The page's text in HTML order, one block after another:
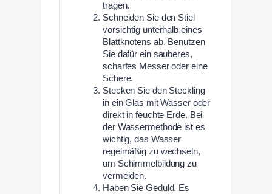
tragen.
Schneiden Sie den Stiel
vorsichtig unterhalb eines
Blattknotens ab. Benutzen
Sie dafür ein sauberes,
scharfes Messer oder eine
Schere.
Stecken Sie den Steckling
in ein Glas mit Wasser oder
direkt in feuchte Erde. Bei
der Wassermethode ist es
wichtig, das Wasser
regelmäßig zu wechseln,
um Schimmelbildung zu
vermeiden.
Haben Sie Geduld. Es